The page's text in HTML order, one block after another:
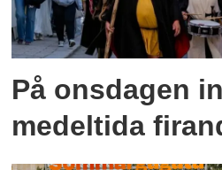
På onsdagen
medeltida